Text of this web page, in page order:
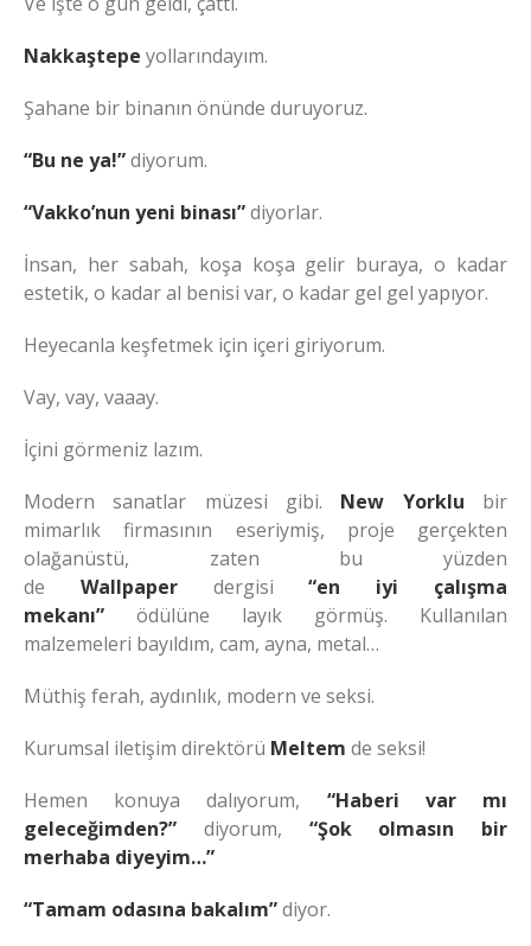
Nakkaştepe yollarındayım.
Şahane bir binanın önünde duruyoruz.
“Bu ne ya!”diyorum.
“Vakko’nun yeni binası”diyorlar.
İnsan, her sabah, koşa koşa gelir buraya, o kadar
estetik, o kadar al benisi var, o kadar gel gel yapıyor.
Heyecanla keşfetmek için içeri giriyorum.
Vay, vay, vaaay.
İçini görmeniz lazım.
Modern sanatlar müzesi gibi. New Yorklu bir
mimarlık firmasının eseriymiş, proje gerçekten
olağanüstü, zaten bu yüzden
de Wallpaper dergisi“en iyi çalışma
mekanı” ödülüne layık görmüş. Kullanılan
malzemeleri bayıldım, cam, ayna, metal…
Müthiş ferah, aydınlık, modern ve seksi.
Kurumsal iletişim direktörü Meltem de seksi!
Hemen konuya dalıyorum, “Haberi var mı
geleceğimden?” diyorum, “Şok olmasın bir
merhaba diyeyim…”
“Tamam odasına bakalım”diyor.